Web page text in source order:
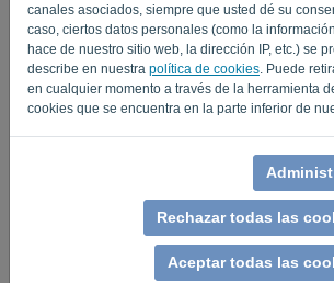
canales asociados, siempre que usted dé su
caso, ciertos datos personales (como la
hace de nuestro sitio web, la dirección IP, etc.) se
describe en nuestra política de cookies . Puede
en cualquier momento a través de la herramienta
cookies que se encuentra en la parte inferior de
Rechazar todas las
Aceptar todas las